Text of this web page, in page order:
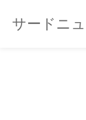
サードニ